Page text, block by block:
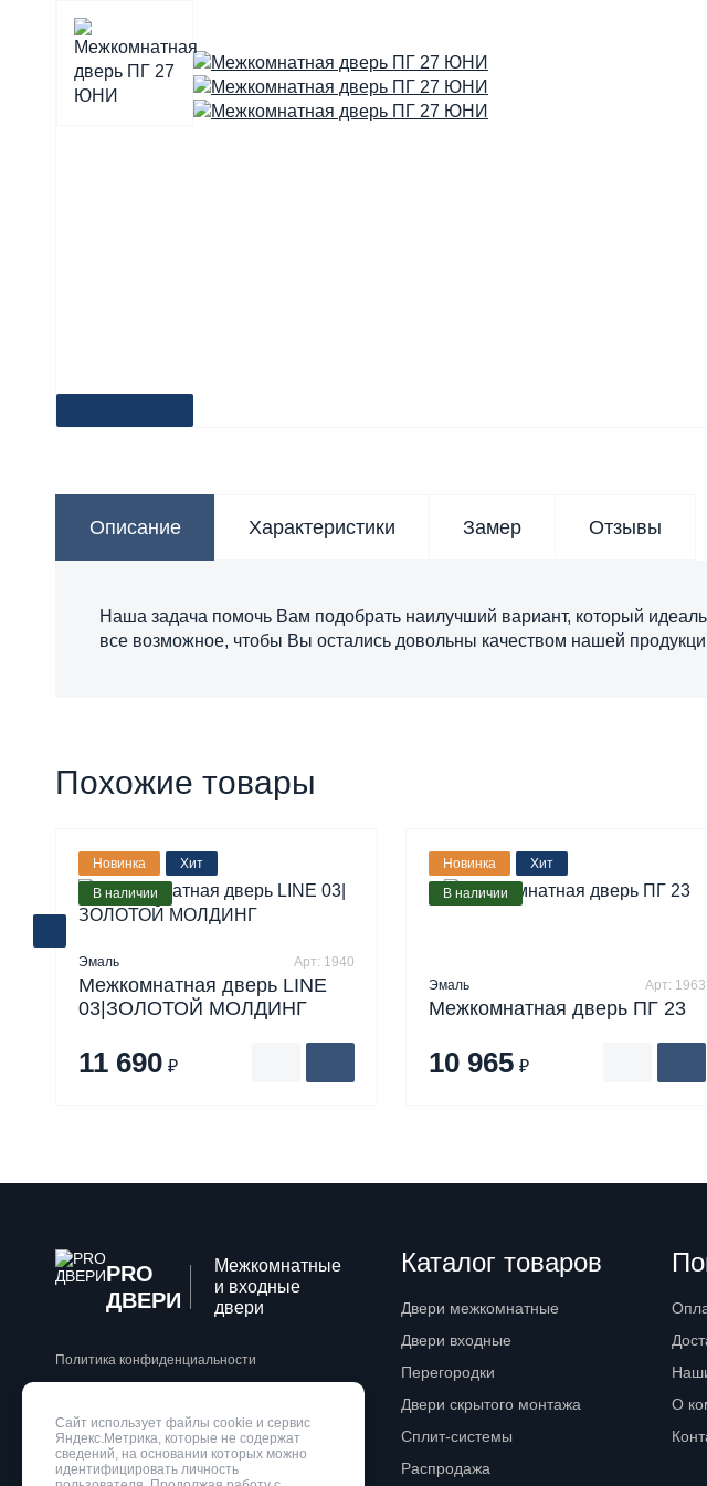
Описание Характеристики Замер Отзывы
Наша задача помочь Вам подобрать наилучший вариант, который
все возможное, чтобы Вы остались довольны качеством нашей
Похожие товары
Новинка
Хит
В наличии
Эмаль Арт: 1940
Межкомнатная дверь LINE
03|ЗОЛОТОЙ МОЛДИНГ
11 690 ₽
Новинка
Хит
В наличии
Эмаль Арт: 1963
Межкомнатная дверь ПГ 23
10 965 ₽
PRO
ДВЕРИ
Межкомнатные
и входные
двери
Политика конфиденциальности
Каталог товаров
Двери межкомнатные
Двери входные
Перегородки
Двери скрытого монтажа
Сплит-системы
Распродажа
О
Сайт использует файлы cookie и сервис
Яндекс.Метрика, которые не содержат
сведений, на основании которых можно
идентифицировать личность